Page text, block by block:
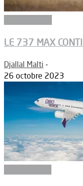
LE 737 MAX
Djallal Malti -
26 octobre 2023